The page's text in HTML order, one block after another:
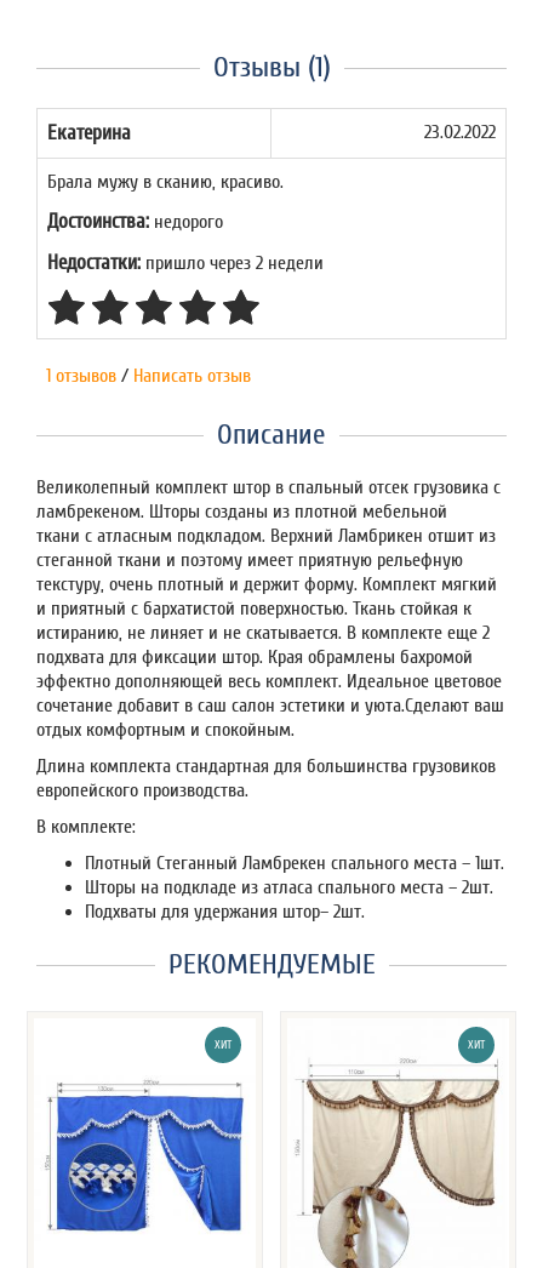
Отзывы (1)
Екатерина 23.02.2022
Брала мужу в сканию, красиво.
Достоинства: недорого
Недостатки: пришло через 2 недели
1 отзывов / Написать отзыв
Описание
Великолепный комплект штор в спальный отсек грузовика с
ламбрекеном. Шторы созданы из плотной мебельной
ткани с атласным подкладом. Верхний Ламбрикен отшит из
стеганной ткани и поэтому имеет приятную рельефную
текстуру, очень плотный и держит форму. Комплект мягкий
и приятный с бархатистой поверхностью. Ткань стойкая к
истиранию, не линяет и не скатывается. В комплекте еще 2
подхвата для фиксации штор. Края обрамлены бахромой
эффектно дополняющей весь комплект. Идеальное цветовое
сочетание добавит в саш салон эстетики и уюта.Сделают ваш
отдых комфортным и спокойным.
Длина комплекта стандартная для большинства грузовиков
европейского производства.
В комплекте:
Плотный Стеганный Ламбрекен спального места – 1шт.
Шторы на подкладе из атласа спального места – 2шт.
Подхваты для удержания штор– 2шт.
РЕКОМЕНДУЕМЫЕ
ХИТ ХИТ